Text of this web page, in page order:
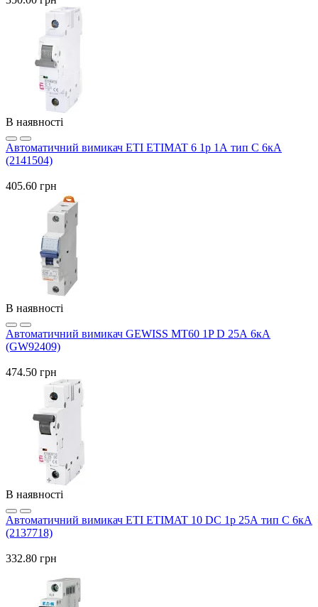
В наявності
Автоматичний вимикач ETI ETIMAT 6 1p 1А тип C 6кА
(2141504)
405.60 грн
В наявності
Автоматичний вимикач GEWISS МТ60 1P D 25А 6кА
(GW92409)
474.50 грн
В наявності
Автоматичний вимикач ETI ETIMAT 10 DC 1p 25А тип C 6кА
(2137718)
332.80 грн